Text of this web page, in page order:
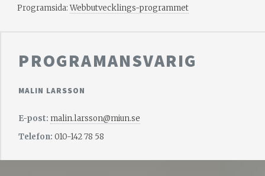
Programsida:Webbutvecklings-programmet
PROGRAMANSVARIG
MALIN LARSSON
E-post: malin.larsson@miun.se
Telefon: 010-142 78 58